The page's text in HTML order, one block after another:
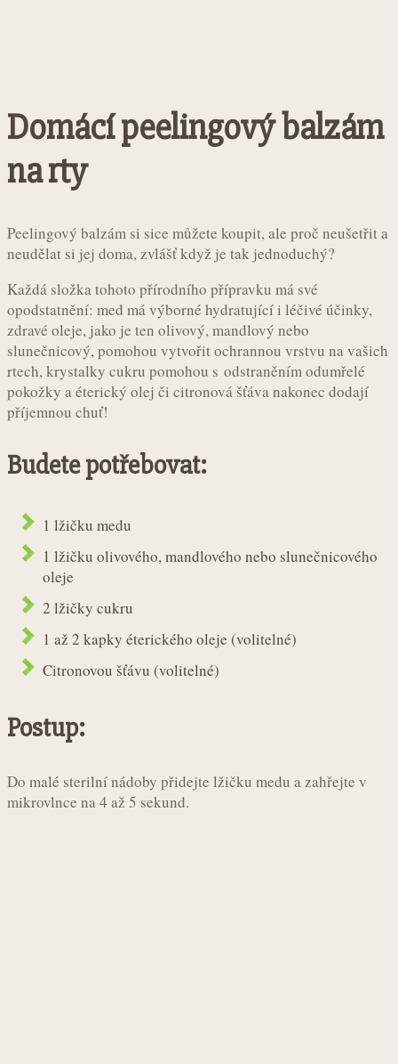
Domácí peelingový balzám
na rty
Peelingový balzám si sice můžete koupit, ale proč neušetřit a
neudělat si jej doma, zvlášť když je tak jednoduchý?
Každá složka tohoto přírodního přípravku má své
opodstatnění: med má výborné hydratující i léčivé účinky,
zdravé oleje, jako je ten olivový, mandlový nebo
slunečnicový, pomohou vytvořit ochrannou vrstvu na vašich
rtech, krystalky cukru pomohou s odstraněním odumřelé
pokožky a éterický olej či citronová šťáva nakonec dodají
příjemnou chuť!
Budete potřebovat:
1 lžičku medu
1 lžičku olivového, mandlového nebo slunečnicového
oleje
2 lžičky cukru
1 až 2 kapky éterického oleje (volitelné)
Citronovou šťávu (volitelné)
Postup:
Do malé sterilní nádoby přidejte lžičku medu a zahřejte v
mikrovlnce na 4 až 5 sekund.